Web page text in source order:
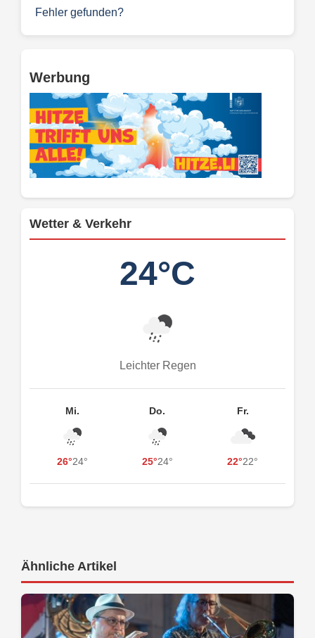
Fehler gefunden?
Werbung
Wetter & Verkehr
24°C
Leichter Regen
Mi.
26°24°
Do.
25°24°
Fr.
22°22°
Ähnliche Artikel